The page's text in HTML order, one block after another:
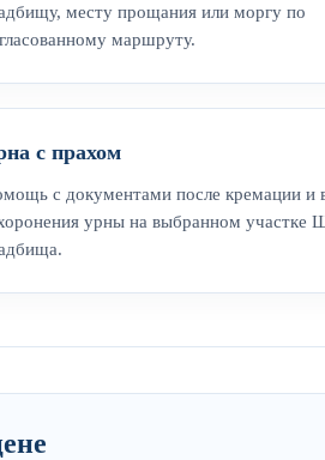
месту прощания или моргу по
маршруту.
с прахом
с документами после кремации и
урны на выбранном участке